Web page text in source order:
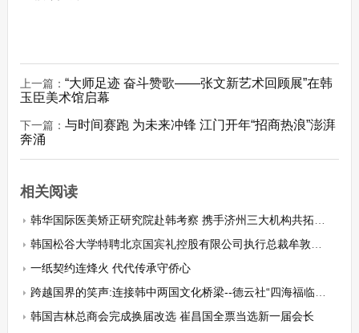
上一篇： “大师足迹 奋斗赞歌——张文新艺术回顾展”在韩
玉臣美术馆启幕
下一篇： 与时间赛跑 为未来冲锋 江门开年“招商热浪”澎湃
奔涌
相关阅读
韩华国际医美矫正研究院赴韩考察 携手济州三大机构共拓医美合作新版图
韩国松谷大学特聘北京国宾礼控股有限公司执行总裁牟敦波为特聘客座教授
一纸契约连烽火 代代传承守侨心
跨越国界的笑声:连接韩中两国文化桥梁--德云社“四海福临”全球巡演在韩国仁川盛大开幕
韩国吉林总商会完成换届改选 崔昌国全票当选新一届会长